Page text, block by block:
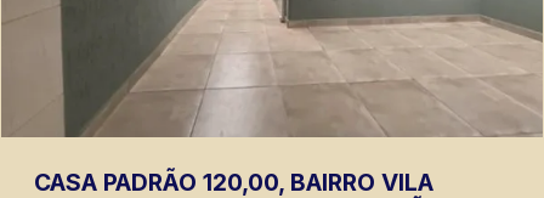
CASA PADRÃO 120,00, BAIRRO VILA